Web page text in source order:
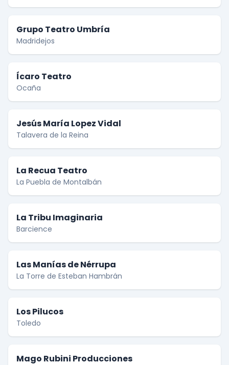
Grupo Teatro Umbría
Madridejos
Ícaro Teatro
Ocaña
Jesús María Lopez Vidal
Talavera de la Reina
La Recua Teatro
La Puebla de Montalbán
La Tribu Imaginaria
Barcience
Las Manías de Nérrupa
La Torre de Esteban Hambrán
Los Pilucos
Toledo
Mago Rubini Producciones